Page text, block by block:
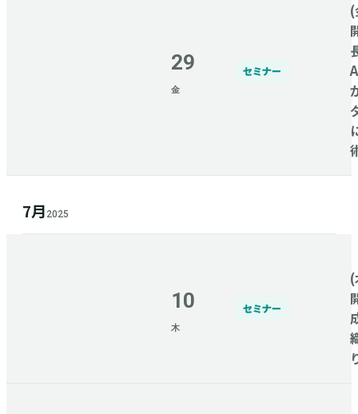
29
金
セミナー
7月 2025
10
木
セミナー